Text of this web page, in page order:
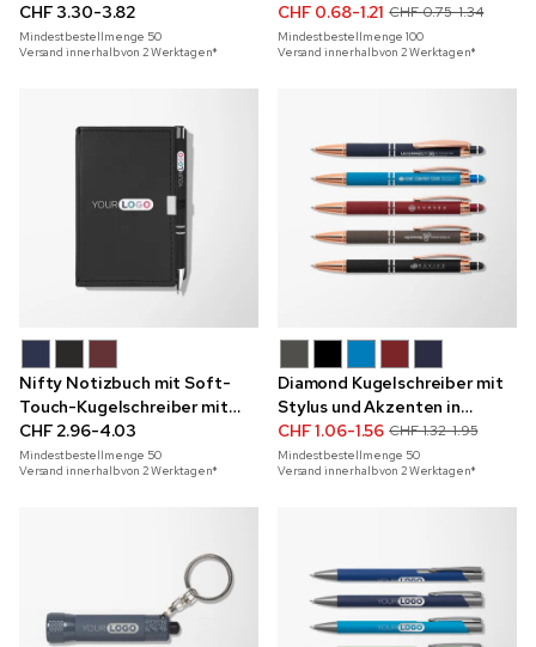
Set mit Akzenten in
Roségold mit Vollfarbdruck
CHF 3.30-3.82
Mindestbestellmenge 50
Versand innerhalb von 2 Werktagen*
CHF 0.68-1.21 CHF 0.75-1.34
Mindestbestellmenge100
Versand innerhalb von 2 Werktagen*
Nifty Notizbuch mit Soft-
Touch-Kugelschreiber mit
Vollfarbdruck
CHF 2.96-4.03
Mindestbestellmenge 50
Versand innerhalb von 2 Werktagen*
Diamond Kugelschreiber mit
Stylus und Akzenten in
Roségold
CHF 1.06-1.56 CHF 1.32-1.95
Mindestbestellmenge 50
Versand innerhalb von 2 Werktagen*